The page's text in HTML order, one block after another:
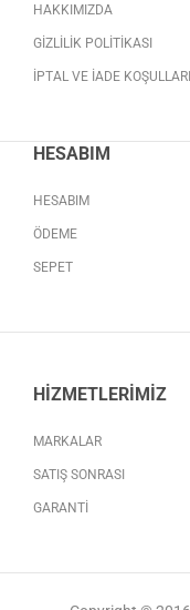
HAKKIMIZDA
GIZLILIK POLITIKASI
İPTAL VE İADE KOŞULLARI
HESABIM
HESABIM
ÖDEME
SEPET
HIZMETLERIMIZ
MARKALAR
SATIŞ SONRASI
GARANTI